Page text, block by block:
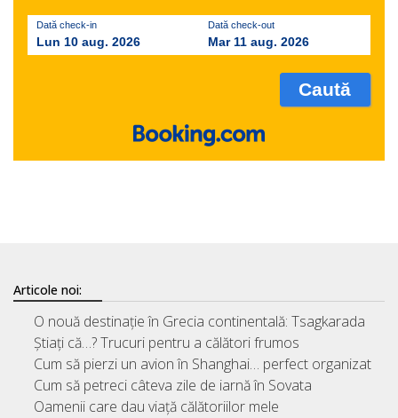
Dată check-in
Lun 10 aug. 2026
Dată check-out
Mar 11 aug. 2026
Articole noi:
O nouă destinație în Grecia continentală: Tsagkarada
Știați că…? Trucuri pentru a călători frumos
Cum să pierzi un avion în Shanghai… perfect organizat
Cum să petreci câteva zile de iarnă în Sovata
Oamenii care dau viață călătoriilor mele